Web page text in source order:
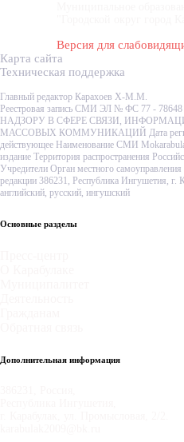
Версия для
Карта сайта
Техническая поддержка
Главный редактор Карахоев Х-М.М.
Реестровая запись СМИ ЭЛ № ФС 77 -
НАДЗОРУ В СФЕРЕ СВЯЗИ,
МАССОВЫХ КОММУНИКАЦИЙ Дата
действующее Наименование СМИ
издание Территория распространения
Учредители Орган местного
редакции 386231, Республика Ингушетия,
английский, русский, ингушский
Основные разделы
Дополнительная информация